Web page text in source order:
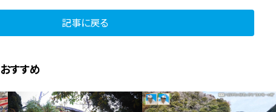
記事に戻る
すすめ